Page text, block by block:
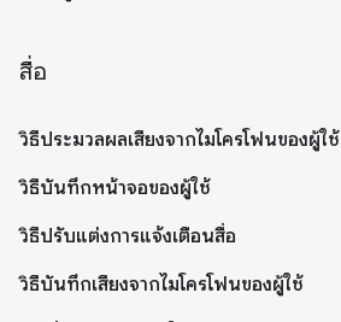
สื่อ
วิธีประมวลผลเสียงจากไมโครโฟนของผู้ใช้
วิธีบันทึกหน้าจอของผู้ใช้
วิธีปรับแต่งการแจ้งเตือนสื่อ
วิธีบันทึกเสียงจากไมโครโฟนของผู้ใช้